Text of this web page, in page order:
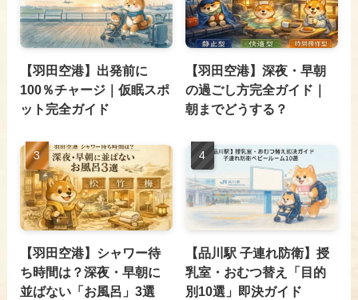
【羽田空港】出発前に
100％チャージ｜仮眠スポ
ット完全ガイド
【羽田空港】深夜・早朝
の過ごし方完全ガイド｜
朝までどうする？
【羽田空港】シャワー待
ち時間は？深夜・早朝に
並ばない「お風呂」3選
【品川駅 子連れ防衛】授
乳室・おむつ替え「目的
別10選」即決ガイド